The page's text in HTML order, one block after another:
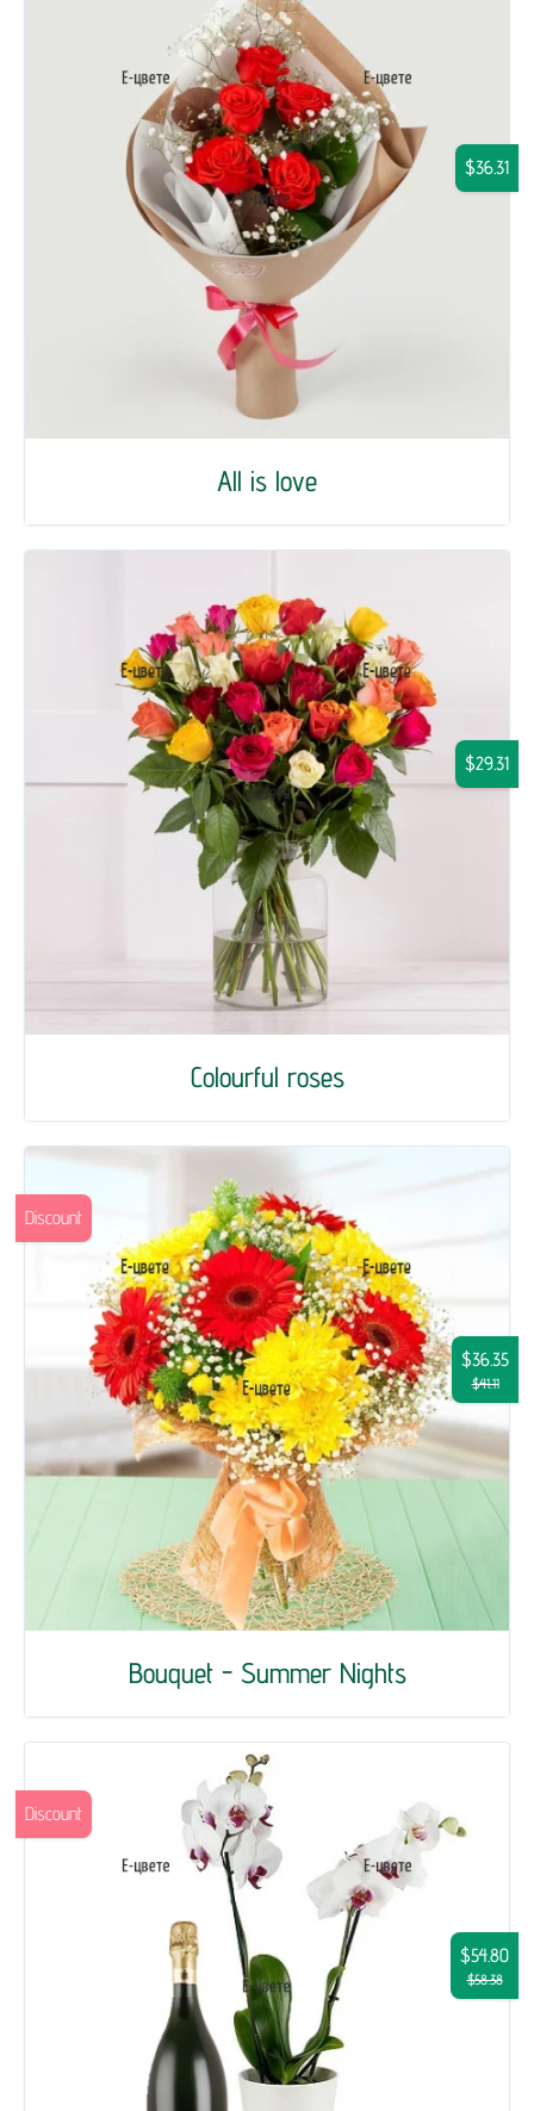
All is love
$36.31
Colourful roses
$29.31
Bouquet - Summer Nights
$36.35
$41.11
Discount
$54.80
$58.38
Discount